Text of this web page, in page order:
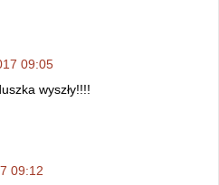
09:05
wyszły!!!!
09:12